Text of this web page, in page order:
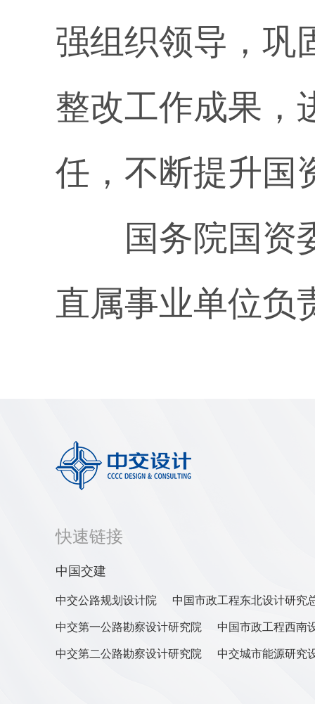
强组织领导，巩
整改工作成果，
任，不断提升国
国务院国资委
直属事业单位负
快速链接
中国交建
中交公路规划设计院 中国市政工程东北设计研究
中交第一公路勘察设计研究院 中国市政工程西南
中交第二公路勘察设计研究院 中交城市能源研究